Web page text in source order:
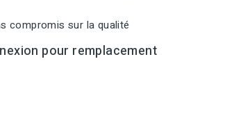
compromis sur la qualité
pour remplacement